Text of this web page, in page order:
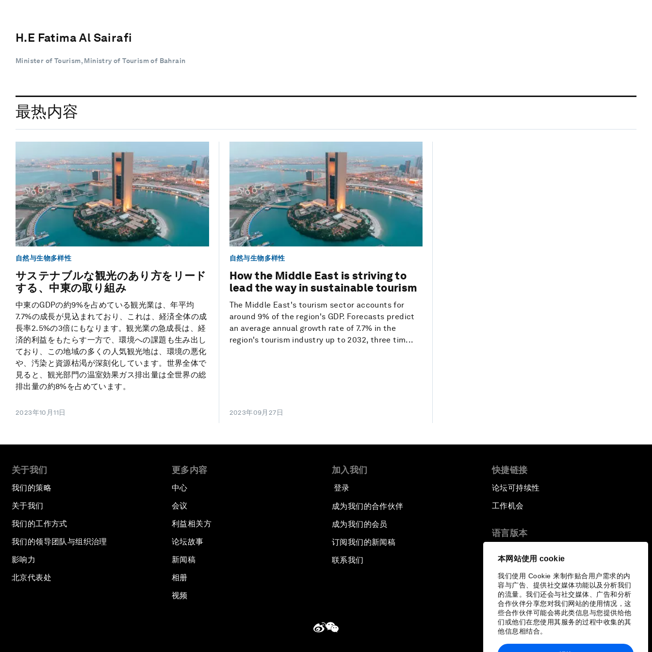
本网站使用 cookie
我们使用 Cookie 来制作贴合用户需求的内
容与广告、提供社交媒体功能以及分析我们
的流量。我们还会与社交媒体、广告和分析
合作伙伴分享您对我们网站的使用情况，这
些合作伙伴可能会将此类信息与您提供给他
们或他们在您使用其服务的过程中收集的其
他信息相结合。
H.E Fatima Al Sairafi
Minister of Tourism, Ministry of Tourism of Bahrain
最热内容
自然与生物多样性
サステナブルな観光のあり方をリード
する、中東の取り組み
中東のGDPの約9%を占めている観光業は、年平均
7.7%の成長が見込まれており、これは、経済全体の成
長率2.5%の3倍にもなります。観光業の急成長は、経
済的利益をもたらす一方で、環境への課題も生み出し
ており、この地域の多くの人気観光地は、環境の悪化
や、汚染と資源枯渇が深刻化しています。世界全体で
見ると、観光部門の温室効果ガス排出量は全世界の総
排出量の約8%を占めています。
2023年10月11日
自然与生物多样性
How the Middle East is striving to
lead the way in sustainable tourism
The Middle East's tourism sector accounts for
around 9% of the region's GDP. Forecasts predict
an average annual growth rate of 7.7% in the
region's tourism industry up to 2032, three tim...
2023年09月27日
关于我们
我们的策略
关于我们
我们的工作方式
我们的领导团队与组织治理
影响力
北京代表处
更多内容
中心
会议
利益相关方
论坛故事
新闻稿
相册
视频
加入我们
登录
成为我们的合作伙伴
成为我们的会员
订阅我们的新闻稿
联系我们
快捷链接
论坛可持续性
工作机会
语言版本